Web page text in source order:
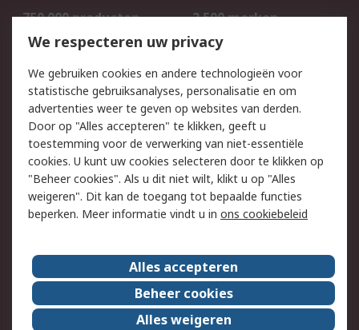
750.000 producten
2.500 merken
Bestellen
Inkoopoplossingen
Track & Trace
Wettelijk
Cookiebeleid
Email veiligheid
Privacybeleid
Websitevoorwaarden
Algemene
verkoopvoorwaarden
Over RS
RS Group
Over ons
RS wereldwijd
Werken bij RS
We respecteren uw privacy
We gebruiken cookies en andere technologieën voor
statistische gebruiksanalyses, personalisatie en om
advertenties weer te geven op websites van derden.
Door op "Alles accepteren" te klikken, geeft u
toestemming voor de verwerking van niet-essentiële
cookies. U kunt uw cookies selecteren door te klikken op
"Beheer cookies". Als u dit niet wilt, klikt u op "Alles
weigeren". Dit kan de toegang tot bepaalde functies
beperken. Meer informatie vindt u in ons cookiebeleid
Alles accepteren
Beheer cookies
Alles weigeren